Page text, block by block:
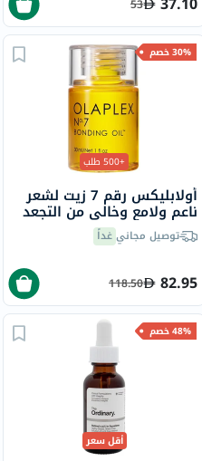
53
30% خصم
+500 طلب
أولابليكس رقم 7 زيت لشعر
ناعم ولامع وخالي من التجعد
30 ملتوصيل مجانيغداً
82.95
118.50
48% خصم
أقل سعر